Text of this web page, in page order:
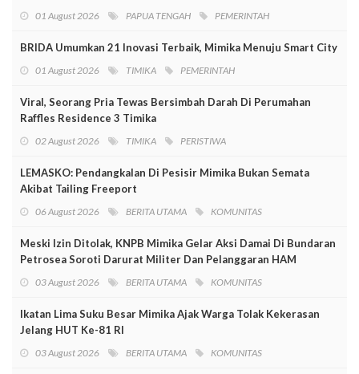
01 August 2026 PAPUA TENGAH PEMERINTAH
BRIDA Umumkan 21 Inovasi Terbaik, Mimika Menuju Smart City
01 August 2026 TIMIKA PEMERINTAH
Viral, Seorang Pria Tewas Bersimbah Darah Di Perumahan
Raffles Residence 3 Timika
02 August 2026 TIMIKA PERISTIWA
LEMASKO: Pendangkalan Di Pesisir Mimika Bukan Semata
Akibat Tailing Freeport
06 August 2026 BERITA UTAMA KOMUNITAS
Meski Izin Ditolak, KNPB Mimika Gelar Aksi Damai Di Bundaran
Petrosea Soroti Darurat Militer Dan Pelanggaran HAM
03 August 2026 BERITA UTAMA KOMUNITAS
Ikatan Lima Suku Besar Mimika Ajak Warga Tolak Kekerasan
Jelang HUT Ke-81 RI
03 August 2026 BERITA UTAMA KOMUNITAS